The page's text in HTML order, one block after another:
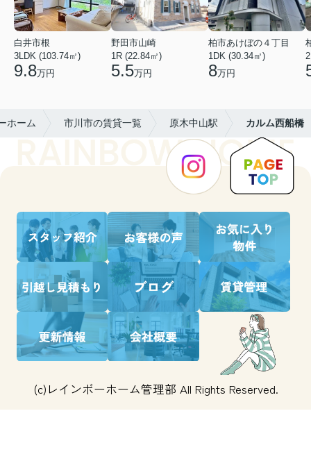
白井市根
3LDK (103.74㎡)
9.8万円
野田市山崎
1R (22.84㎡)
5.5万円
柏市あけぼの４丁目
1DK (30.34㎡)
8万円
ホーム 市川市の賃貸一覧 原木中山駅 カルム西船橋
(c)レインボーホーム管理部 All Rights Reserved.